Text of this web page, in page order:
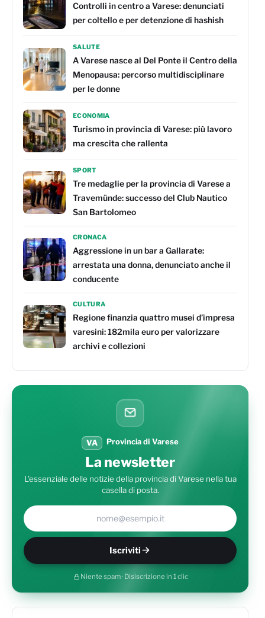
Controlli in centro a Varese: denunciati
per coltello e per detenzione di hashish
SALUTE
A Varese nasce al Del Ponte il Centro della
Menopausa: percorso multidisciplinare
per le donne
ECONOMIA
Turismo in provincia di Varese: più lavoro
ma crescita che rallenta
SPORT
Tre medaglie per la provincia di Varese a
Travemünde: successo del Club Nautico
San Bartolomeo
CRONACA
Aggressione in un bar a Gallarate:
arrestata una donna, denunciato anche il
conducente
CULTURA
Regione finanzia quattro musei d’impresa
varesini: 182mila euro per valorizzare
archivi e collezioni
VA Provincia di Varese
La newsletter
L'essenziale delle notizie della provincia di Varese nella tua
casella di posta.
Il tuo indirizzo e-mail
Iscriviti
Niente spam · Disiscrizione in 1 clic